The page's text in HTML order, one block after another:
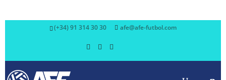
(+34) 91 314 30 30 afe@afe-futbol.com